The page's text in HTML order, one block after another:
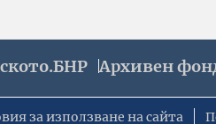
Архивен
за използване на сайта